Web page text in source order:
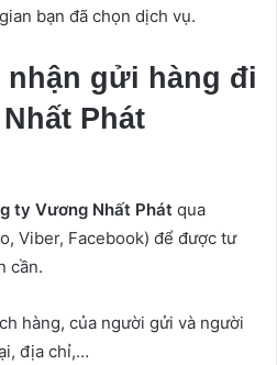
bạn đã chọn dịch vụ.
gửi hàng đi
Phát
ty Vương Nhất Phát qua
Viber, Facebook) để được tư
cần.
hàng, của người gửi và người
địa chỉ,…